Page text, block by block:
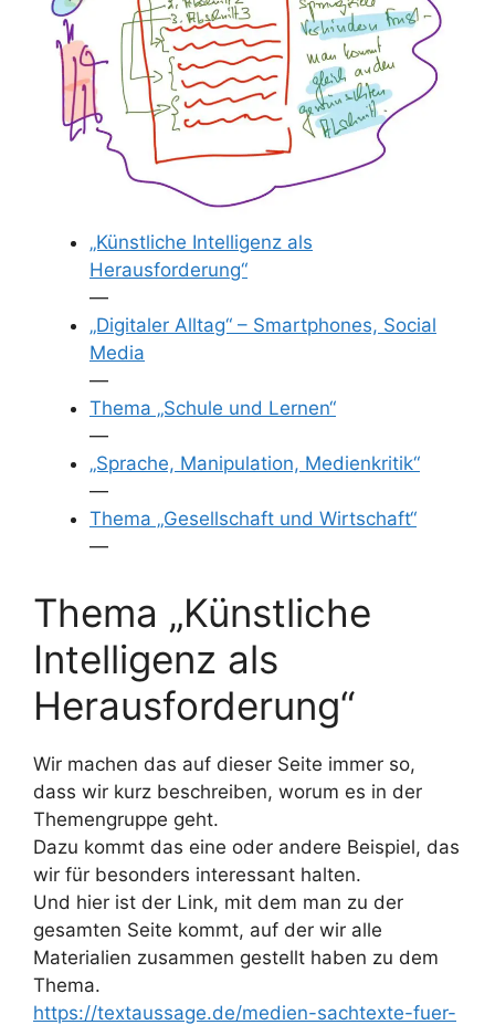
„Künstliche Intelligenz als
Herausforderung“
—
„Digitaler Alltag“ – Smartphones, Social
Media
—
Thema „Schule und Lernen“
—
„Sprache, Manipulation, Medienkritik“
—
Thema „Gesellschaft und Wirtschaft“
—
Thema „Künstliche
Intelligenz als
Herausforderung“
Wir machen das auf dieser Seite immer so,
dass wir kurz beschreiben, worum es in der
Themengruppe geht.
Dazu kommt das eine oder andere Beispiel, das
wir für besonders interessant halten.
Und hier ist der Link, mit dem man zu der
gesamten Seite kommt, auf der wir alle
Materialien zusammen gestellt haben zu dem
Thema.
https://textaussage.de/medien-sachtexte-fuer-